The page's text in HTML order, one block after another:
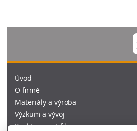
Úvod
O firmě
Materiály a výroba
Výzkum a vývoj
Kvalita a certifikace